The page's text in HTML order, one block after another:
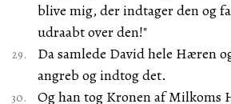
blive mig, der indtager den og
udraabt over den!"
Da samlede David hele Hæren
angreb og indtog det.
Og han tog Kronen af Milkoms